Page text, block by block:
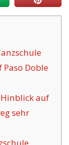
Doble
auf
sehr